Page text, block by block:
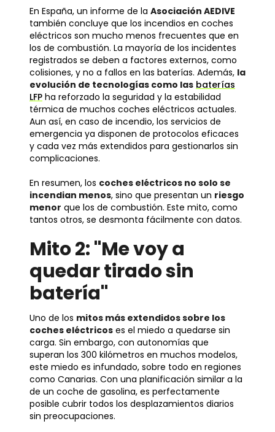
En España, un informe de la Asociación AEDIVE
también concluye que los incendios en coches
eléctricos son mucho menos frecuentes que en
los de combustión. La mayoría de los incidentes
registrados se deben a factores externos, como
colisiones, y no a fallos en las baterías. Además, la
evolución de tecnologías como las baterías
LFP ha reforzado la seguridad y la estabilidad
térmica de muchos coches eléctricos actuales.
Aun así, en caso de incendio, los servicios de
emergencia ya disponen de protocolos eficaces
y cada vez más extendidos para gestionarlos sin
complicaciones.
En resumen, los coches eléctricos no solo se
incendian menos, sino que presentan un riesgo
menor que los de combustión. Este mito, como
tantos otros, se desmonta fácilmente con datos.
Mito 2: "Me voy a
quedar tirado sin
batería"
Uno de los mitos más extendidos sobre los
coches eléctricos es el miedo a quedarse sin
carga. Sin embargo, con autonomías que
superan los 300 kilómetros en muchos modelos,
este miedo es infundado, sobre todo en regiones
como Canarias. Con una planificación similar a la
de un coche de gasolina, es perfectamente
posible cubrir todos los desplazamientos diarios
sin preocupaciones.